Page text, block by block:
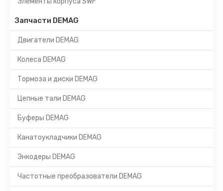
Запчасти DEMAG
Двигатели DEMAG
Колеса DEMAG
Тормоза и диски DEMAG
Цепные тали DEMAG
Буферы DEMAG
Канатоукладчики DEMAG
Энкодеры DEMAG
Частотные преобразователи DEMAG